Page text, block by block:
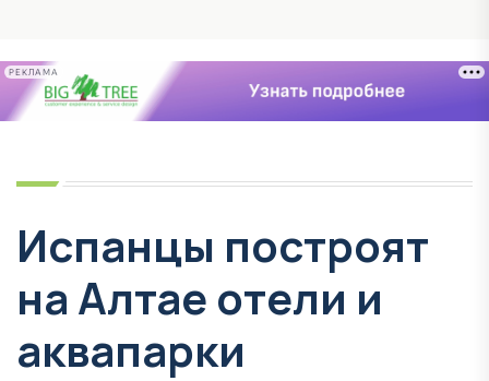
РЕКЛАМА
Испанцы построят
на Алтае отели и
аквапарки